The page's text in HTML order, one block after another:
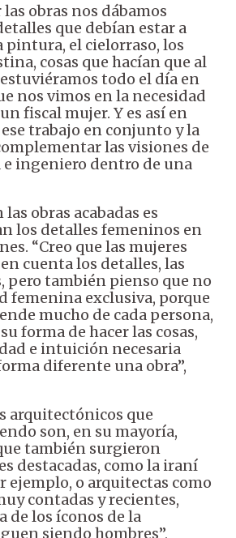
obras nos dábamos
que debían estar a
pintura, el cielorraso, los
cosas que hacían que al
todo el día en
nos vimos en la necesidad
fiscal mujer. Y es así en
trabajo en conjunto y la
las visiones de
ingeniero dentro de una
las obras acabadas es
los detalles femeninos en
“Creo que las mujeres
cuenta los detalles, las
pero también pienso que no
femenina exclusiva, porque
mucho de cada persona,
forma de hacer las cosas,
e intuición necesaria
diferente una obra”,
arquitectónicos que
son, en su mayoría,
también surgieron
destacadas, como la iraní
ejemplo, o arquitectas como
contadas y recientes,
de los íconos de la
siendo hombres”,